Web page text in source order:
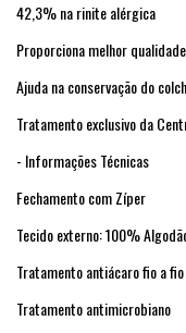
42,3% na rinite alérgica
Proporciona melhor
Ajuda na conservação do
Tratamento exclusivo da
- Informações Técnicas
Fechamento com Zíper
Tecido externo: 100%
Tratamento antiácaro fio a fio
Tratamento antimicrobiano